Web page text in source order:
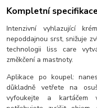
Kompletní
Intenzivní vyhlazující
nepoddajnou srst, snižuje
technologii liss care
změkčení a mastnoty.
Aplikace po koupel:
důkladně vetřete na
vyfoukejte a kartáčem